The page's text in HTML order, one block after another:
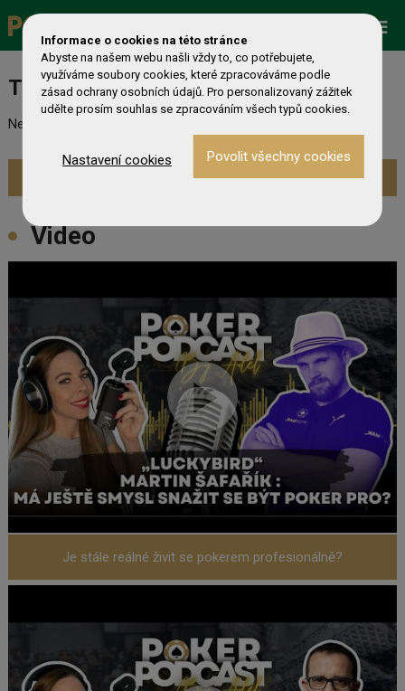
Turnaj nebyl nalezen
Nebyl nalezen odpovídající turnaj. Prevděpodobně již skončil.
Zobrazit aktuální turnaje »
Video
Je stále reálné živit se pokerem profesionálně?
Informace o cookies na této stránce
Abyste na našem webu našli vždy to, co potřebujete,
využíváme soubory cookies, které zpracováváme podle
zásad ochrany osobních údajů. Pro personalizovaný zážitek
udělte prosím souhlas se zpracováním všech typů cookies.
Nastavení cookies